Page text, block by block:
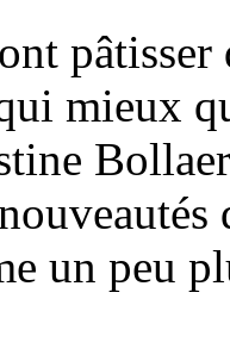
mieux
un peu